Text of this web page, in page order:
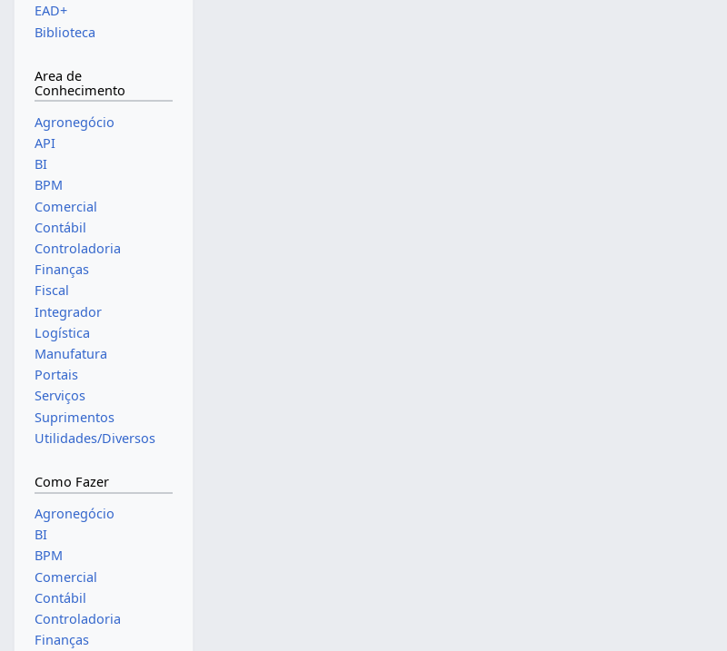
EAD+
Biblioteca
Area de
Conhecimento
Agronegócio
API
BI
BPM
Comercial
Contábil
Controladoria
Finanças
Fiscal
Integrador
Logística
Manufatura
Portais
Serviços
Suprimentos
Utilidades/Diversos
Como Fazer
Agronegócio
BI
BPM
Comercial
Contábil
Controladoria
Finanças